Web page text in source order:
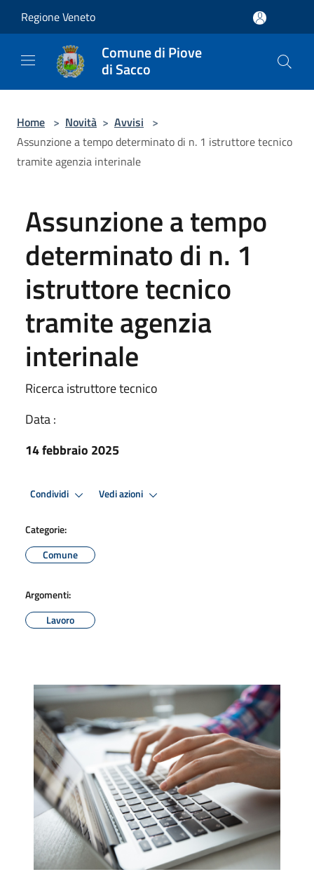
Regione Veneto
Comune di Piove
di Sacco
Home > Novità > Avvisi >
Assunzione a tempo determinato di n. 1 istruttore tecnico
tramite agenzia interinale
Assunzione a tempo
determinato di n. 1
istruttore tecnico
tramite agenzia
interinale
Ricerca istruttore tecnico
Data :
14 febbraio 2025
Condividi Vedi azioni
Categorie:
Comune
Argomenti:
Lavoro